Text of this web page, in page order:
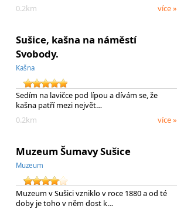
0.2km
více »
Sušice, kašna na náměstí
Svobody.
Kašna
Sedím na lavičce pod lípou a dívám se, že
kašna patří mezi největ…
0.2km
více »
Muzeum Šumavy Sušice
Muzeum
Muzeum v Sušici vzniklo v roce 1880 a od té
doby je toho v něm dost k…